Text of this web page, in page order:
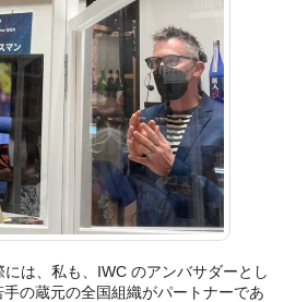
、私も、IWC のアンバサダーとし
の蔵元の全国組織がパートナーであ